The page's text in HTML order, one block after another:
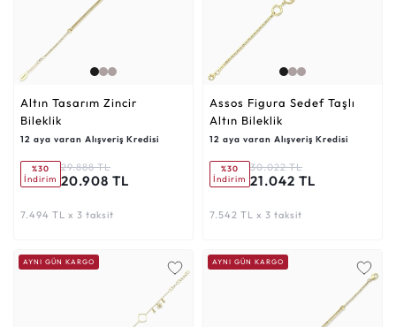
Altın Tasarım Zincir
Bileklik
12 aya varan Alışveriş Kredisi
%30
İndirim
29.888 TL
20.908 TL
7.494 TL x 3 taksit
Assos Figura Sedef Taşlı
Altın Bileklik
12 aya varan Alışveriş Kredisi
%30
İndirim
30.022 TL
21.042 TL
7.542 TL x 3 taksit
AYNI GÜN KARGO AYNI GÜN KARGO